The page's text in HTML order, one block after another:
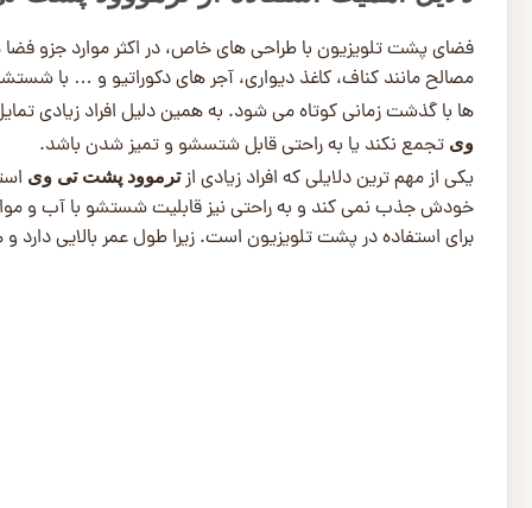
فضای پشت تلویزیون با طراحی های خاص، در اکثر موارد جزو
مصالح مانند کناف، کاغذ دیواری، آجر های دکوراتیو و … با
ها با گذشت زمانی کوتاه می شود. به همین دلیل افراد زیادی
وی تجمع نکند یا به راحتی قابل شتسشو و تمیز شدن باشد.
یکی از مهم ترین دلایلی که افراد زیادی ازترموود پشت تی وی
خودش جذب نمی کند و به راحتی نیز قابلیت شستشو با آب و
برای استفاده در پشت تلویزیون است. زیرا طول عمر بالایی دارد و